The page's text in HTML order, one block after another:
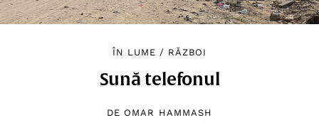
ÎN LUME / RĂZBOI
Sună telefonul
DE OMAR HAMMASH